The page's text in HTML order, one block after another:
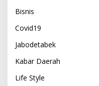
Bisnis
Covid19
Jabodetabek
Kabar Daerah
Life Style